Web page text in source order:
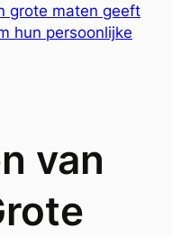
grote maten geeft
hun persoonlijke
van